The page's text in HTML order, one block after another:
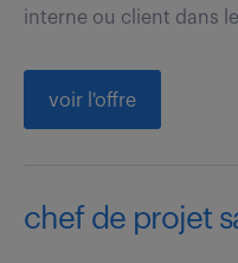
interne ou client dans
voir l'offre
chef de projet